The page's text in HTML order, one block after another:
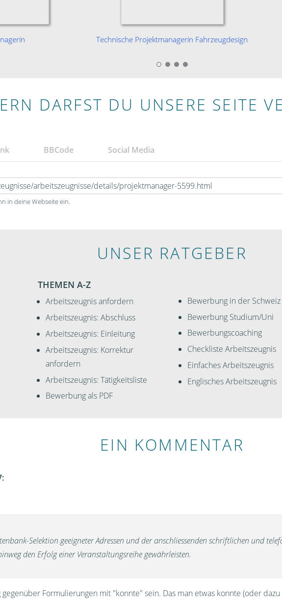
Technische Projektmanagerin Fahrzeugdesign
DARFST DU UNSERE SEITE
BBCode Social Media
in deine Webseite ein.
UNSER RATGEBER
THEMEN A-Z
Arbeitszeugnis anfordern
Arbeitszeugnis: Abschluss
Arbeitszeugnis: Einleitung
Arbeitszeugnis: Korrektur
anfordern
Arbeitszeugnis: Tätigkeitsliste
Bewerbung als PDF
Bewerbung in der Schweiz
Bewerbung Studium/Uni
Bewerbungscoaching
Checkliste Arbeitszeugnis
Einfaches Arbeitszeugnis
Englisches Arbeitszeugnis
EIN KOMMENTAR
Selektion geeigneter Adressen und der anschliessenden schriftlichen und
den Erfolg einer Veranstaltungsreihe gewährleisten.
Formulierungen mit "konnte" sein. Das man etwas konnte (oder